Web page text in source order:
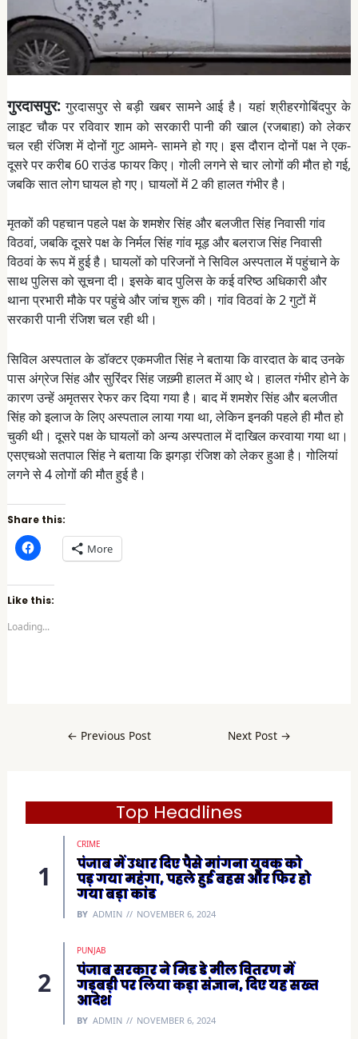
गुरदासपुर:गुरदासपुर से बड़ी खबर सामने आई है। यहां श्रीहरगोबिंदपुर के
लाइट चौक पर रविवार शाम को सरकारी पानी की खाल (रजबाहा) को लेकर
चल रही रंजिश में दोनों गुट आमने- सामने हो गए। इस दौरान दोनों पक्ष ने एक-
दूसरे पर करीब 60 राउंड फायर किए। गोली लगने से चार लोगों की मौत हो गई,
जबकि सात लोग घायल हो गए। घायलों में 2 की हालत गंभीर है।
मृतकों की पहचान पहले पक्ष के शमशेर सिंह और बलजीत सिंह निवासी गांव
विठवां, जबकि दूसरे पक्ष के निर्मल सिंह गांव मूड़ और बलराज सिंह निवासी
विठवां के रूप में हुई है। घायलों को परिजनों ने सिविल अस्पताल में पहुंचाने के
साथ पुलिस को सूचना दी। इसके बाद पुलिस के कई वरिष्ठ अधिकारी और
थाना प्रभारी मौके पर पहुंचे और जांच शुरू की। गांव विठवां के 2 गुटों में
सरकारी पानी रंजिश चल रही थी।
सिविल अस्पताल के डॉक्टर एकमजीत सिंह ने बताया कि वारदात के बाद उनके
पास अंग्रेज सिंह और सुरिंदर सिंह जख़्मी हालत में आए थे। हालत गंभीर होने के
कारण उन्हें अमृतसर रेफर कर दिया गया है। बाद में शमशेर सिंह और बलजीत
सिंह को इलाज के लिए अस्पताल लाया गया था, लेकिन इनकी पहले ही मौत हो
चुकी थी। दूसरे पक्ष के घायलों को अन्य अस्पताल में दाखिल करवाया गया था।
एसएचओ सतपाल सिंह ने बताया कि झगड़ा रंजिश को लेकर हुआ है। गोलियां
लगने से 4 लोगों की मौत हुई है।
Share this:
C
l
k
t
o
h
e
s
e
w
More
Like this:
Loading...
← Previous Post Next Post →
Top Headlines
CRIME
पंजाब में उधार दिए पैसे मांगना युवक को
पड़ गया महंगा, पहले हुई बहस और फिर हो
गया बड़ा कांड
BY ADMIN NOVEMBER 6, 2024
PUNJAB
पंजाब सरकार ने मिड डे मील वितरण में
गड़बड़ी पर लिया कड़ा संज्ञान, दिए यह सख्त
आदेश
BY ADMIN NOVEMBER 6, 2024